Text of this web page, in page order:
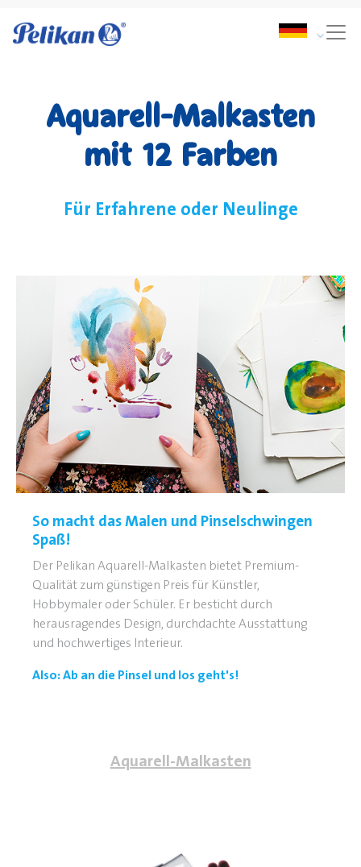
Aquarell-Malkasten
mit 12 Farben
Für Erfahrene oder Neulinge
So macht das Malen und Pinselschwingen
Spaß!
Der Pelikan Aquarell-Malkasten bietet Premium-
Qualität zum günstigen Preis für Künstler,
Hobbymaler oder Schüler. Er besticht durch
herausragendes Design, durchdachte Ausstattung
und hochwertiges Interieur.
Also: Ab an die Pinsel und los geht's!
Aquarell-Malkasten